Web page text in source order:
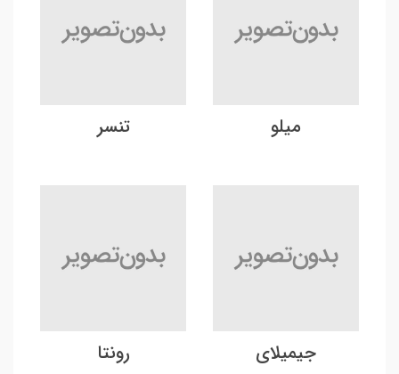
میلو تنسر
جیمیلای رونتا